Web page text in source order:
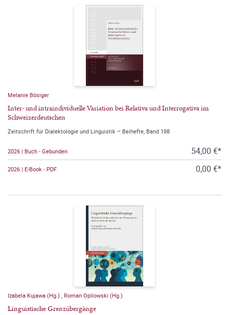
Melanie Bösiger
Inter- und intraindividuelle Variation bei Relativa und Interrogativa im
Schweizerdeutschen
Zeitschrift für Dialektologie und Linguistik – Beihefte, Band 198
2026 | Buch - Gebunden 54,00 €*
2026 | E-Book - PDF 0,00 €*
Izabela Kujawa (Hg.) , Roman Opilowski (Hg.)
Linguistische Grenzübergänge